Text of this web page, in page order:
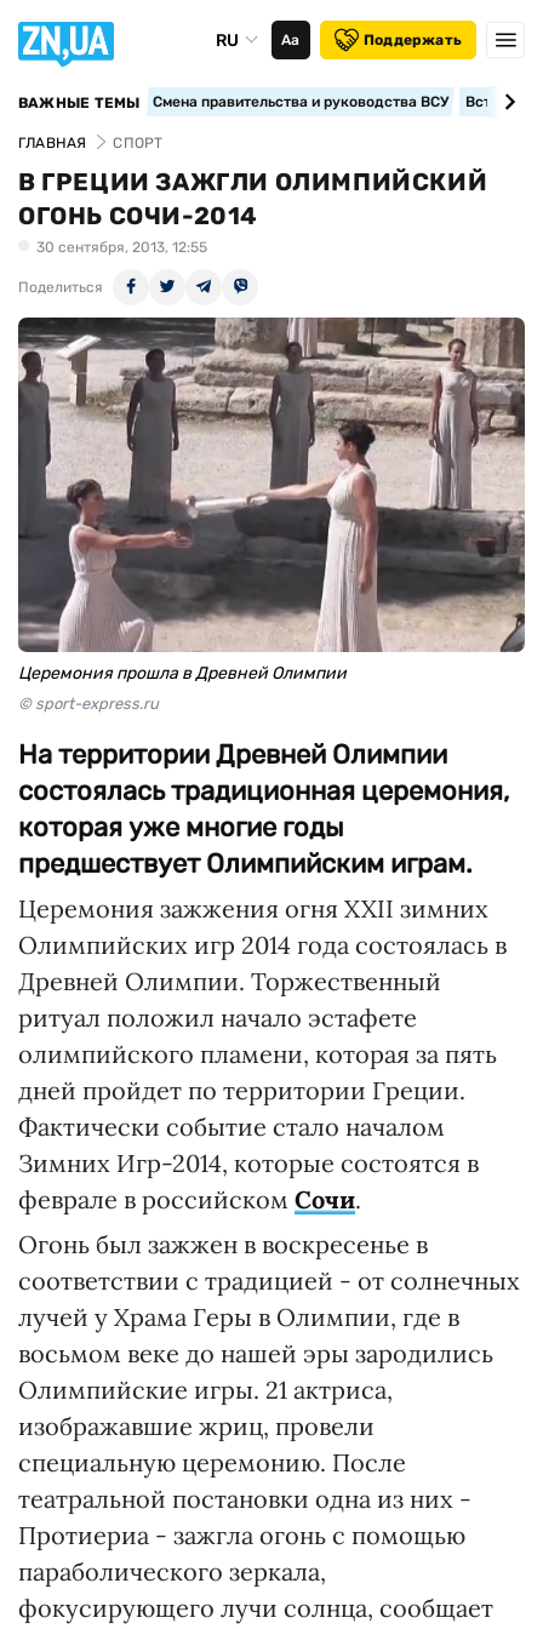
RU Аа Поддержать
ВАЖНЫЕ ТЕМЫ Смена правительства и руководства ВСУ
ГЛАВНАЯ СПОРТ
В ГРЕЦИИ ЗАЖГЛИ ОЛИМПИЙСКИЙ
ОГОНЬ СОЧИ-2014
30 сентября, 2013, 12:55
Поделиться
Церемония прошла в Древней Олимпии
© sport-express.ru
На территории Древней Олимпии
состоялась традиционная церемония,
которая уже многие годы
предшествует Олимпийским играм.
Церемония зажжения огня XXII зимних
Олимпийских игр 2014 года состоялась в
Древней Олимпии. Торжественный
ритуал положил начало эстафете
олимпийского пламени, которая за пять
дней пройдет по территории Греции.
Фактически событие стало началом
Зимних Игр-2014, которые состоятся в
феврале в российском Сочи.
Огонь был зажжен в воскресенье в
соответствии с традицией - от солнечных
лучей у Храма Геры в Олимпии, где в
восьмом веке до нашей эры зародились
Олимпийские игры. 21 актриса,
изображавшие жриц, провели
специальную церемонию. После
театральной постановки одна из них -
Протиериа - зажгла огонь с помощью
параболического зеркала,
фокусирующего лучи солнца, сообщает